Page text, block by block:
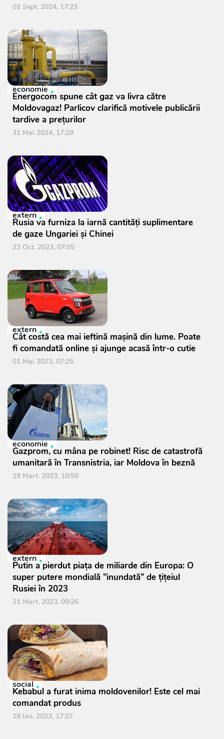
02 Sept. 2024, 17:23
economie
Energocom spune cât gaz va livra către
Moldovagaz! Parlicov clarifică motivele publicării
tardive a prețurilor
31 Mai 2024, 17:29
extern
Rusia va furniza la iarnă cantităţi suplimentare
de gaze Ungariei şi Chinei
23 Oct. 2023, 07:55
extern
Cât costă cea mai ieftină mașină din lume. Poate
fi comandată online și ajunge acasă într-o cutie
01 Mai 2023, 07:25
economie
Gazprom, cu mâna pe robinet! Risc de catastrofă
umanitară în Transnistria, iar Moldova în beznă
29 Mart. 2023, 10:55
extern
Putin a pierdut piața de miliarde din Europa: O
super putere mondială ”inundată” de țițeiul
Rusiei în 2023
21 Mart. 2023, 09:26
social
Kebabul a furat inima moldovenilor! Este cel mai
comandat produs
19 Ian. 2023, 17:27